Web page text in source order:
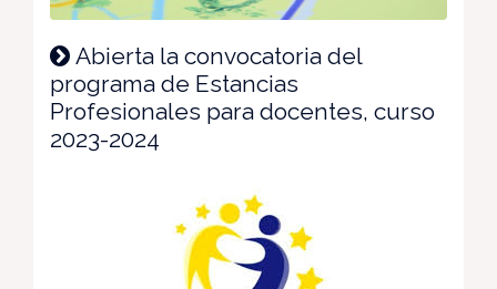
Abierta la convocatoria del
programa de Estancias
Profesionales para docentes, curso
2023-2024